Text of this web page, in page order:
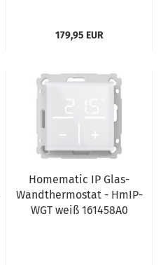
179,95 EUR
Homematic IP Glas-
Wandthermostat - HmIP-
WGT weiß 161458A0